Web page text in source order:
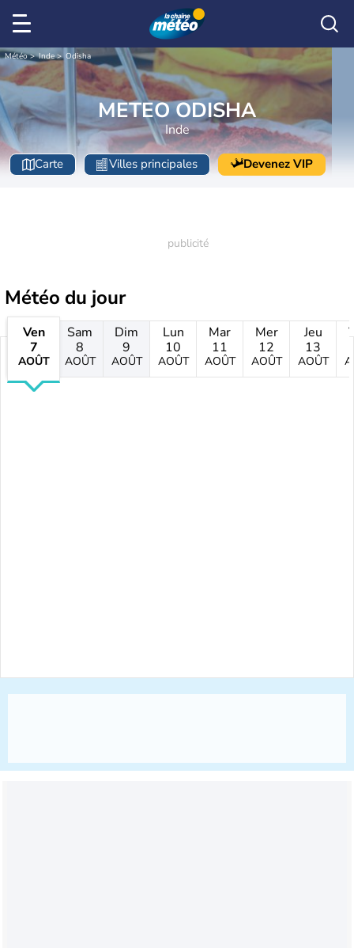
Météo Inde Odisha
METEO ODISHA
Inde
Carte Villes principales Devenez VIP
Météo du jour
Ven
7
AOÛT
Sam
8
AOÛT
Dim
9
AOÛT
Lun
10
AOÛT
Mar
11
AOÛT
Mer
12
AOÛT
Jeu
13
AOÛT